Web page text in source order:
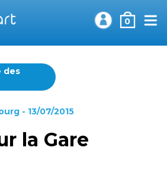
0
des
- 13/07/2015
la Gare